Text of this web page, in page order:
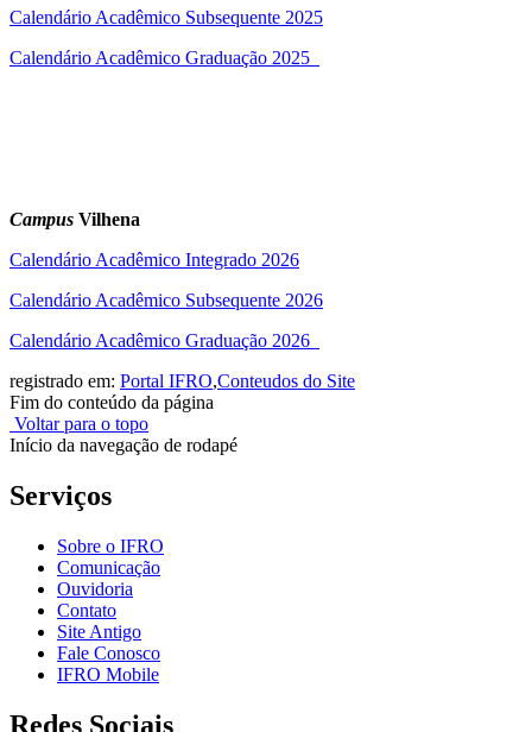
Calendário Acadêmico Subsequente 2025
Calendário Acadêmico Graduação 2025
Campus Vilhena
Calendário Acadêmico Integrado 2026
Calendário Acadêmico Subsequente 2026
Calendário Acadêmico Graduação 2026
registrado em: Portal IFRO,Conteudos do Site
Fim do conteúdo da página
Voltar para o topo
Início da navegação de rodapé
Serviços
Sobre o IFRO
Comunicação
Ouvidoria
Contato
Site Antigo
Fale Conosco
IFRO Mobile
Redes Sociais